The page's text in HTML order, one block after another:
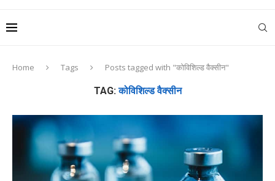
Home Tags Posts tagged with "कोविशिल्ड वैक्सीन"
TAG:कोविशिल्ड वैक्सीन